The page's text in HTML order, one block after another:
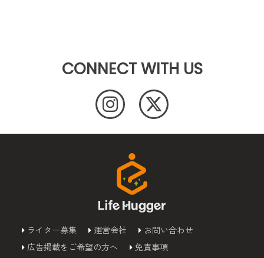
CONNECT WITH US
ライター募集 運営会社
お問い合わせ
広告掲載をご希望の方へ
免責事項